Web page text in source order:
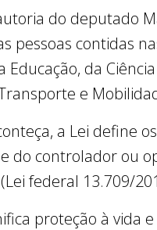
do deputado
pessoas contidas
Educação, da
e
a Lei define
do controlador ou
federal 13.709/
proteção à vida